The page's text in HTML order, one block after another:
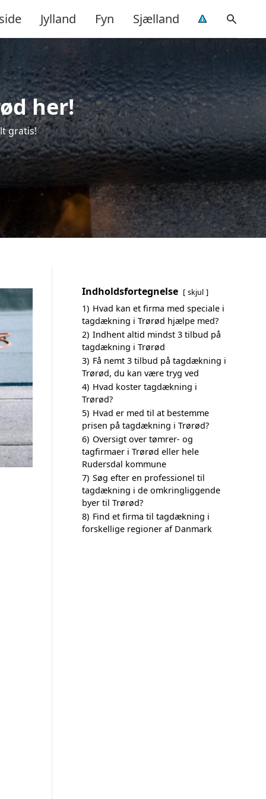
Jylland Fyn Sjælland
her!
gratis!
Indholdsfortegnelse skjul
1) Hvad kan et firma med speciale i
tagdækning i Trørød hjælpe med?
2) Indhent altid mindst 3 tilbud på
tagdækning i Trørød
3) Få nemt 3 tilbud på tagdækning i
Trørød, du kan være tryg ved
4) Hvad koster tagdækning i
Trørød?
5) Hvad er med til at bestemme
prisen på tagdækning i Trørød?
6) Oversigt over tømrer- og
tagfirmaer i Trørød eller hele
Rudersdal kommune
7) Søg efter en professionel til
tagdækning i de omkringliggende
byer til Trørød?
8) Find et firma til tagdækning i
forskellige regioner af Danmark